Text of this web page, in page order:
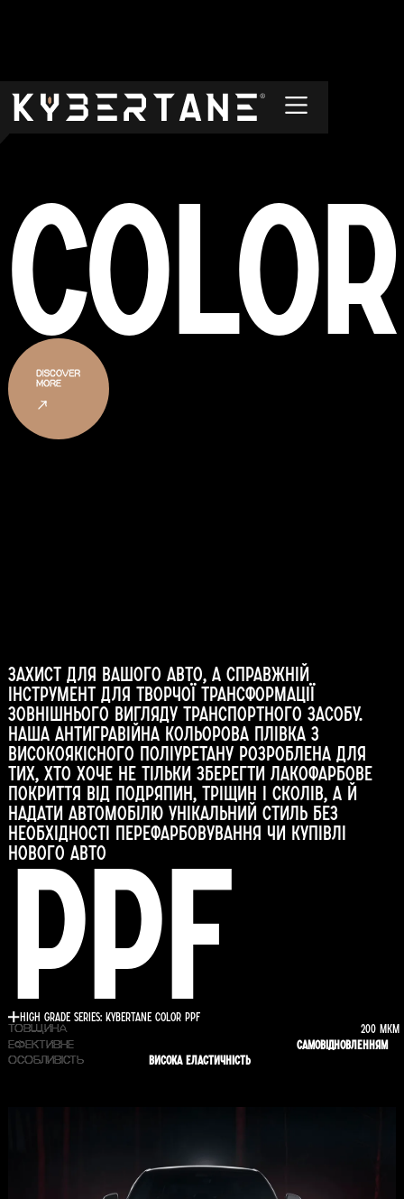
головна color ppf
Color
захист для вашого авто, а справжній
інструмент для творчої трансформації
зовнішнього вигляду транспортного засобу.
Наша антигравійна кольорова плівка з
високоякісного поліуретану розроблена для
тих, хто хоче не тільки зберегти лакофарбове
покриття від подряпин, тріщин і сколів, а й
надати автомобілю унікальний стиль без
необхідності перефарбовування чи купівлі
нового авто
PPF
High Grade Series: Kybertane COLOR PPF
ТОВЩИНА 200 мкм
ЕФЕКТИВНЕ самовідновленням
ОСОБЛИВІСТЬ висока еластичність